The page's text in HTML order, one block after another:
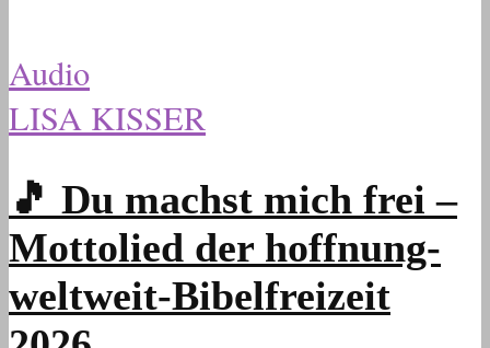
Audio
LISA KISSER
🎵 Du machst mich frei –
Mottolied der hoffnung-
weltweit-Bibelfreizeit